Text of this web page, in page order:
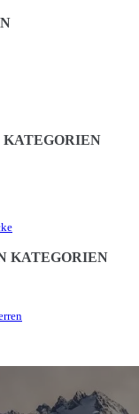
KATEGORIEN